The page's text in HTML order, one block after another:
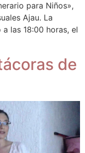
para Niños»,
Ajau. La
las 18:00 horas, el
de